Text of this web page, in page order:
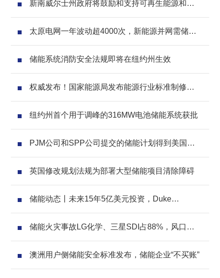
新南威尔士州政府将鼓励和支持可再生能源和储
能系统商业投资
太原电网一年波动超4000次，新能源并网需储能
平衡
储能系统消防安全法规即将在纽约州生效
权威发布！国家能源局发布能源行业标准制修订
征求意见通知，储能占到三分之一
纽约州首个用于调峰的316MW电池储能系统获批
PJM公司和SPP公司提交的储能计划得到美国监
管机构确认
英国修改规划法规为部署大型储能项目清除障碍
储能动态丨未来15年5亿美元投资，Duke
Carolinas电网级电池储能项目率先启动
储能火灾事故LG化学、三星SDI占88%，风口浪
尖下官宣储能安全新措施
澳洲用户侧储能安全标准发布，储能企业“不买账”